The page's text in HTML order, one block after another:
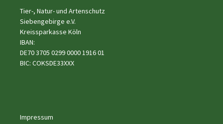
Tier-, Natur- und Artenschutz
Siebengebirge e.V.
Kreissparkasse Köln
IBAN:
DE70 3705 0299 0000 1916 01
BIC: COKSDE33XXX
Impressum